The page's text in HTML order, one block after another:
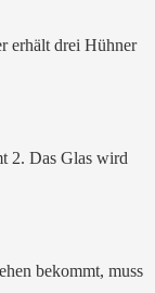
erhält drei Hühner
2. Das Glas wird
bekommt, muss